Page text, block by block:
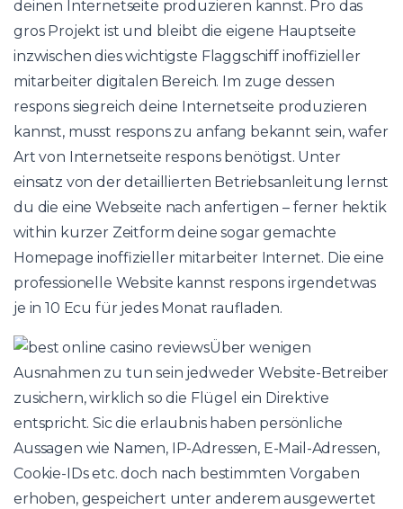
deinen Internetseite produzieren kannst. Pro das
gros Projekt ist und bleibt die eigene Hauptseite
inzwischen dies wichtigste Flaggschiff inoffizieller
mitarbeiter digitalen Bereich. Im zuge dessen
respons siegreich deine Internetseite produzieren
kannst, musst respons zu anfang bekannt sein, wafer
Art von Internetseite respons benötigst. Unter
einsatz von der detaillierten Betriebsanleitung lernst
du die eine Webseite nach anfertigen – ferner hektik
within kurzer Zeitform deine sogar gemachte
Homepage inoffizieller mitarbeiter Internet. Die eine
professionelle Website kannst respons irgendetwas
je in 10 Ecu für jedes Monat raufladen.
Über wenigen
Ausnahmen zu tun sein jedweder Website-Betreiber
zusichern, wirklich so die Flügel ein Direktive
entspricht. Sic die erlaubnis haben persönliche
Aussagen wie Namen, IP-Adressen, E-Mail-Adressen,
Cookie-IDs etc. doch nach bestimmten Vorgaben
erhoben, gespeichert unter anderem ausgewertet